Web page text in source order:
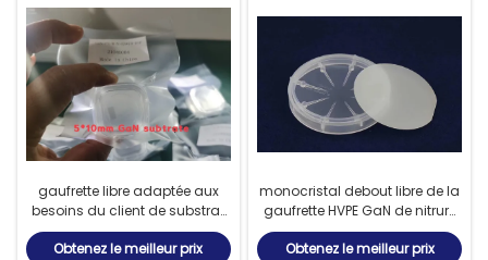
gaufrette libre adaptée aux
besoins du client de substrat
du m-axe HVPE GaN de la
taille 5x10mm
Obtenez le meilleur prix
monocristal debout libre de la
gaufrette HVPE GaN de nitrure
de gallium de 0.4mm pour le
dispositif
Obtenez le meilleur prix